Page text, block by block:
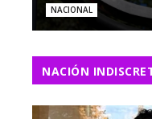
NACIONAL
NACIÓN